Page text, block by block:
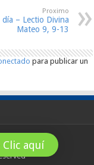
Proximo
día – Lectio Divina
Mateo 9, 9-13
para publicar un
aquí